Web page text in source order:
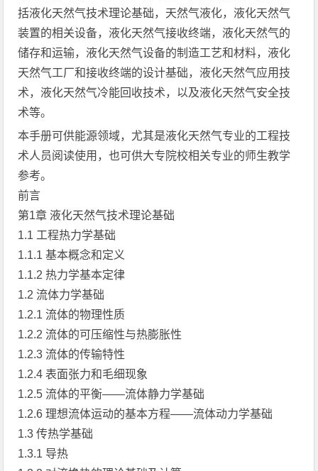
括液化天然气技术理论基础，天然气液化，液化天然气
装置的相关设备，液化天然气接收终端，液化天然气的
储存和运输，液化天然气设备的制造工艺和材料，液化
天然气工厂和接收终端的设计基础，液化天然气应用技
术，液化天然气冷能回收技术，以及液化天然气安全技
术等。
本手册可供能源领域，尤其是液化天然气专业的工程技
术人员阅读使用，也可供大专院校相关专业的师生教学
参考。
前言
第1章 液化天然气技术理论基础
1.1 工程热力学基础
1.1.1 基本概念和定义
1.1.2 热力学基本定律
1.2 流体力学基础
1.2.1 流体的物理性质
1.2.2 流体的可压缩性与热膨胀性
1.2.3 流体的传输特性
1.2.4 表面张力和毛细现象
1.2.5 流体的平衡——流体静力学基础
1.2.6 理想流体运动的基本方程——流体动力学基础
1.3 传热学基础
1.3.1 导热